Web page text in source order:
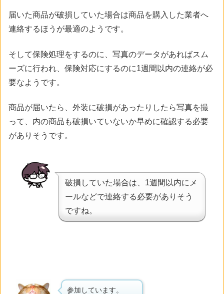
届いた商品が破損していた場合は商品を購入した業者へ
連絡するほうが最適のようです。
そして保険処理をするのに、写真のデータがあればスム
ーズに行われ、保険対応にするのに1週間以内の連絡が必
要なようです。
商品が届いたら、外装に破損があったりしたら写真を撮
って、内の商品も破損いていないか早めに確認する必要
がありそうです。
破損していた場合は、1週間以内にメ
ールなどで連絡する必要がありそう
ですね。
参加しています。